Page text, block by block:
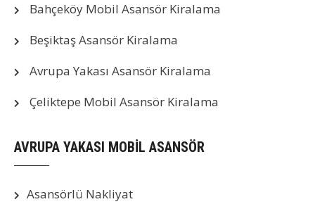
Bahçeköy Mobil Asansör Kiralama
Beşiktaş Asansör Kiralama
Avrupa Yakası Asansör Kiralama
Çeliktepe Mobil Asansör Kiralama
AVRUPA YAKASI MOBİL ASANSÖR
Asansörlü Nakliyat